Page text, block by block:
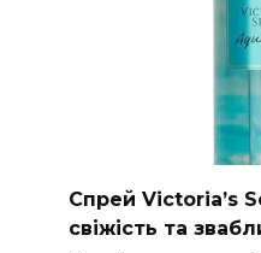
Спрей Victoria’s
свіжість та